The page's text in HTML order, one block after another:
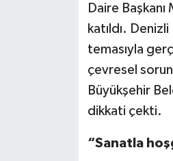
Daire
katıldı.
temasıyla
çevresel
Büyükşehir
dikkati çekti.
“Sanatla